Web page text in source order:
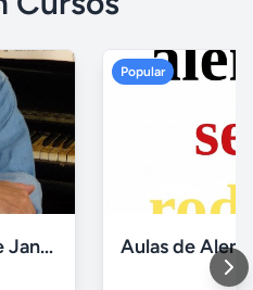
Aulas de bateria Rio de Janeiro
Popular